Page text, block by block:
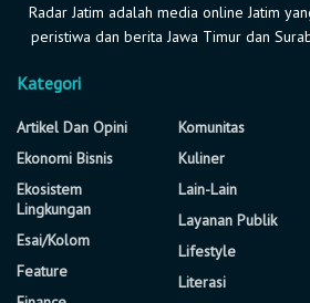
Radar Jatim adalah media online Jatim
peristiwa dan berita Jawa Timur dan
Kategori
Artikel Dan Opini
Ekonomi Bisnis
Ekosistem
Lingkungan
Esai/Kolom
Feature
Komunitas
Kuliner
Lain-Lain
Layanan Publik
Lifestyle
Literasi